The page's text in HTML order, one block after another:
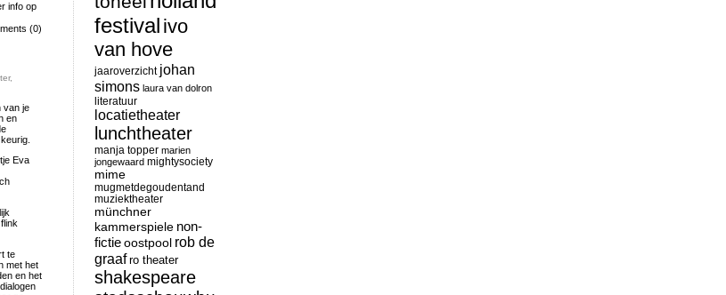
info op
(0)
,
van je
en
Eva
te
met het
en het
festival ivo
van hove
jaaroverzicht johan
simons laura van dolron
literatuur
locatietheater
lunchtheater
manja topper marien
jongewaard mightysociety
mime
mugmetdegoudentand
muziektheater
münchner
kammerspiele non-
fictieoostpool rob de
graaf ro theater
shakespeare